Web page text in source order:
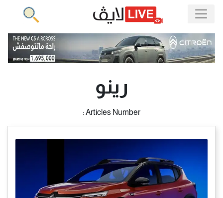
رينو
Articles Number :